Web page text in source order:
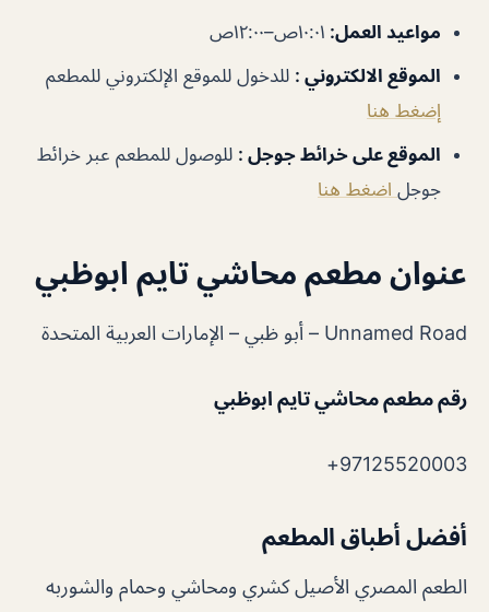
مواعيد العمل: ١٠:٠١ص–١٢:٠٠ص
الموقع الالكتروني : للدخول للموقع الإلكتروني للمطعم
إضغط هنا
الموقع على خرائط جوجل : للوصول للمطعم عبر خرائط
جوجل اضغط هنا
عنوان مطعم محاشي تايم ابوظبي
Unnamed Road – أبو ظبي – الإمارات العربية المتحدة
رقم مطعم محاشي تايم ابوظبي
97125520003+
أفضل أطباق المطعم
الطعم المصري الأصيل كشري ومحاشي وحمام والشوربه